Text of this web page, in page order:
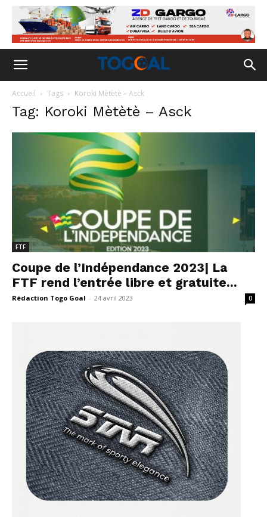
Accueil Tags Koroki Mètètè – Asck
Tag: Koroki Mètètè – Asck
FTF
Coupe de l’Indépendance 2023| La
FTF rend l’entrée libre et gratuite...
Rédaction Togo Goal - 24 avril 2023 0